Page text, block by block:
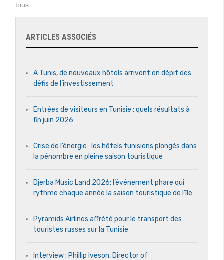
tous.
ARTICLES ASSOCIÉS
A Tunis, de nouveaux hôtels arrivent en dépit des
défis de l’investissement
Entrées de visiteurs en Tunisie : quels résultats à
fin juin 2026
Crise de l’énergie : les hôtels tunisiens plongés dans
la pénombre en pleine saison touristique
Djerba Music Land 2026: l’événement phare qui
rythme chaque année la saison touristique de l’île
Pyramids Airlines affrété pour le transport des
touristes russes sur la Tunisie
Interview : Phillip Iveson, Director of